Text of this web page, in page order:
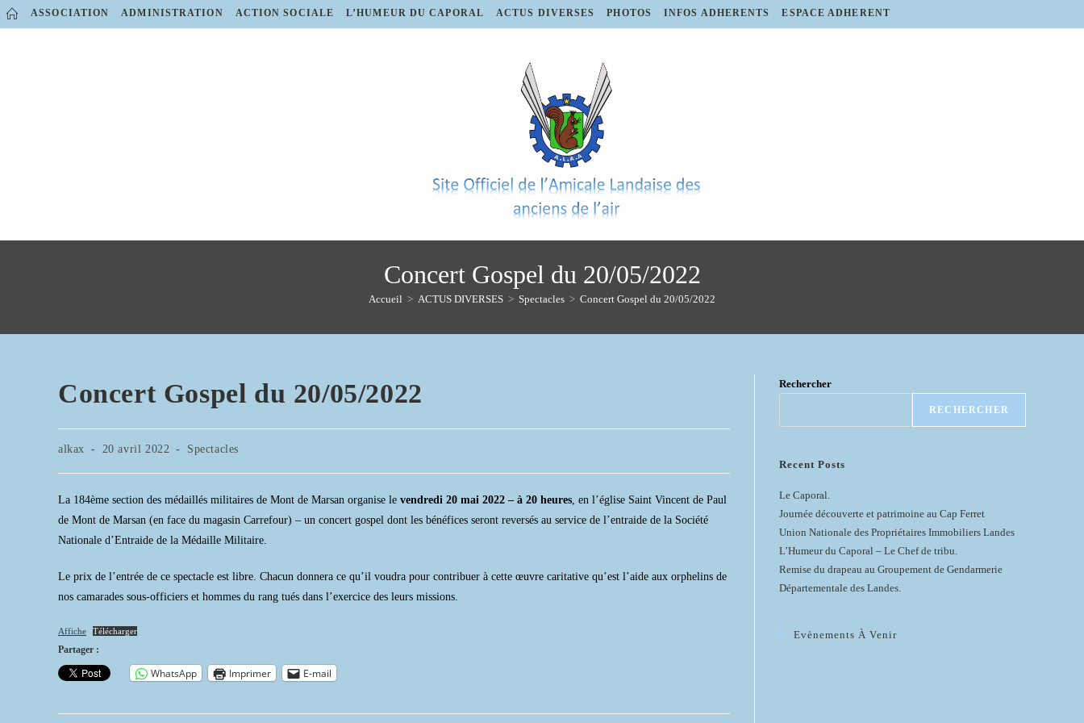
Skip
to
ASSOCIATION ADMINISTRATION ACTION SOCIALE L’HUMEUR DU CAPORAL ACTUS DIVERSES PHOTOS INFOS ADHERENTS ESPACE ADHERENT
Concert Gospel du 20/05/2022
Accueil > ACTUS DIVERSES > Spectacles > Concert Gospel du 20/05/2022
Concert Gospel du 20/05/2022
Auteur/autrice
publication :
alkax
Publication
20 avril 2022
Post
Spectacles
La 184ème section des médaillés militaires de Mont de Marsan organise le vendredi 20 mai 2022 – à 20 heures, en l’église Saint Vincent de Paul
de Mont de Marsan (en face du magasin Carrefour) – un concert gospel dont les bénéfices seront reversés au service de l’entraide de la Société
Nationale d’Entraide de la Médaille Militaire.
Le prix de l’entrée de ce spectacle est libre. Chacun donnera ce qu’il voudra pour contribuer à cette œuvre caritative qu’est l’aide aux orphelins de
nos camarades sous-officiers et hommes du rang tués dans l’exercice des leurs missions.
Affiche Télécharger
Partager :
WhatsApp Imprimer E-mail
Rechercher
RECHERCHER
Recent Posts
Le Caporal.
Journée découverte et patrimoine au Cap Ferret
Union Nationale des Propriétaires Immobiliers Landes
L’Humeur du Caporal – Le Chef de tribu.
Remise du drapeau au Groupement de Gendarmerie
Départementale des Landes.
Evènements À Venir